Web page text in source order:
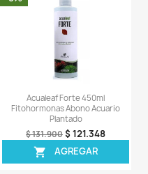
Root Tabs X10
Abono Plantas
$ 97.900
